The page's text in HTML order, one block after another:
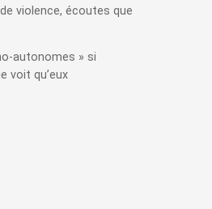
violence, écoutes que
autonomes » si
voit qu’eux